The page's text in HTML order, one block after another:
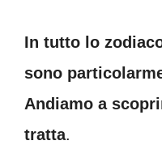
In tutto lo
sono
Andiamo a
tratta.